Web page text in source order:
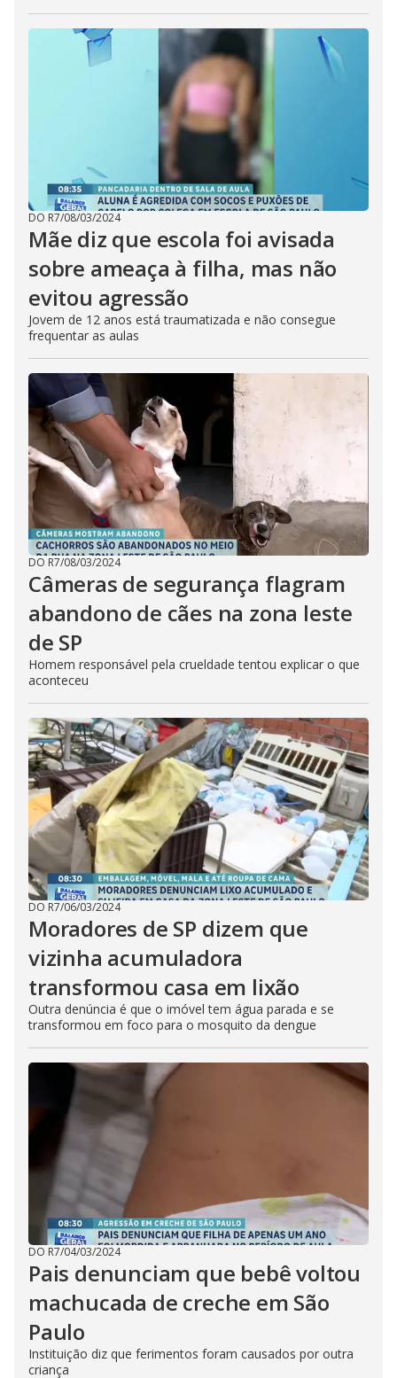
DO R7/08/03/2024
Mãe diz que escola foi avisada
sobre ameaça à filha, mas não
evitou agressão
Jovem de 12 anos está traumatizada e não consegue
frequentar as aulas
DO R7/08/03/2024
Câmeras de segurança flagram
abandono de cães na zona leste
de SP
Homem responsável pela crueldade tentou explicar o que
aconteceu
DO R7/06/03/2024
Moradores de SP dizem que
vizinha acumuladora
transformou casa em lixão
Outra denúncia é que o imóvel tem água parada e se
transformou em foco para o mosquito da dengue
DO R7/04/03/2024
Pais denunciam que bebê voltou
machucada de creche em São
Paulo
Instituição diz que ferimentos foram causados por outra
criança